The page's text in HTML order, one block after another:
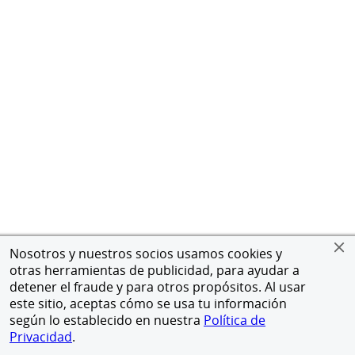
Nosotros y nuestros socios usamos cookies y
otras herramientas de publicidad, para ayudar a
detener el fraude y para otros propósitos. Al usar
este sitio, aceptas cómo se usa tu información
según lo establecido en nuestra Política de
Privacidad.